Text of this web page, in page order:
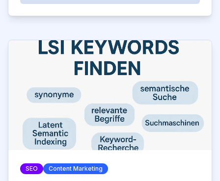
SEO Content Marketing